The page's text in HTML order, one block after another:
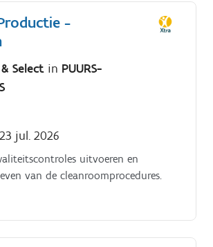
-
Select in PUURS-
jul. 2026
uitvoeren en
van de cleanroomprocedures.